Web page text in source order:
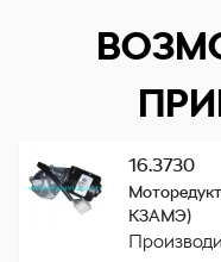
16.3730
КЗАМЭ)